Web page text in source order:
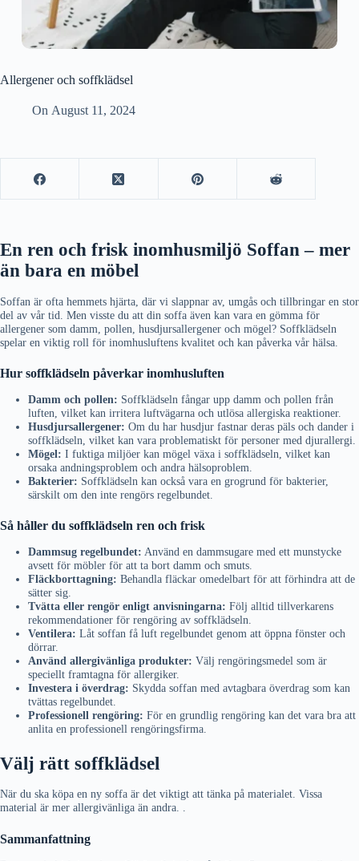
Allergener och soffklädsel
On August 11, 2024
En ren och frisk inomhusmiljö Soffan – mer
än bara en möbel
Soffan är ofta hemmets hjärta, där vi slappnar av, umgås och tillbringar en stor
del av vår tid. Men visste du att din soffa även kan vara en gömma för
allergener som damm, pollen, husdjursallergener och mögel? Soffklädseln
spelar en viktig roll för inomhusluftens kvalitet och kan påverka vår hälsa.
Hur soffklädseln påverkar inomhusluften
Damm och pollen: Soffklädseln fångar upp damm och pollen från
luften, vilket kan irritera luftvägarna och utlösa allergiska reaktioner.
Husdjursallergener: Om du har husdjur fastnar deras päls och dander i
soffklädseln, vilket kan vara problematiskt för personer med djurallergi.
Mögel: I fuktiga miljöer kan mögel växa i soffklädseln, vilket kan
orsaka andningsproblem och andra hälsoproblem.
Bakterier: Soffklädseln kan också vara en grogrund för bakterier,
särskilt om den inte rengörs regelbundet.
Så håller du soffklädseln ren och frisk
Dammsug regelbundet: Använd en dammsugare med ett munstycke
avsett för möbler för att ta bort damm och smuts.
Fläckborttagning: Behandla fläckar omedelbart för att förhindra att de
sätter sig.
Tvätta eller rengör enligt anvisningarna: Följ alltid tillverkarens
rekommendationer för rengöring av soffklädseln.
Ventilera: Låt soffan få luft regelbundet genom att öppna fönster och
dörrar.
Använd allergivänliga produkter: Välj rengöringsmedel som är
speciellt framtagna för allergiker.
Investera i överdrag: Skydda soffan med avtagbara överdrag som kan
tvättas regelbundet.
Professionell rengöring: För en grundlig rengöring kan det vara bra att
anlita en professionell rengöringsfirma.
Välj rätt soffklädsel
När du ska köpa en ny soffa är det viktigt att tänka på materialet. Vissa
material är mer allergivänliga än andra. .
Sammanfattning